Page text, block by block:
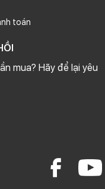
toán
mua? Hãy để lại yêu